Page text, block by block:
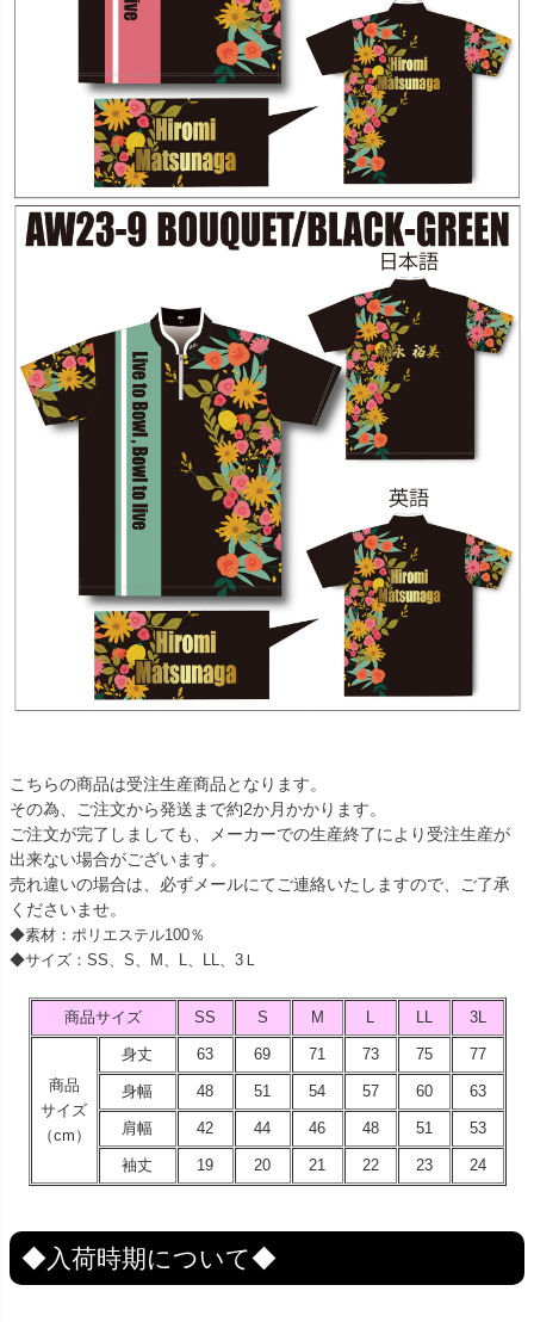
こちらの商品は受注生産商品となります。
その為、ご注文から発送まで約2か月かかります。
ご注文が完了しましても、メーカーでの生産終了により受注生産が
出来ない場合がございます。
売れ違いの場合は、必ずメールにてご連絡いたしますので、ご了承
くださいませ。
◆素材：ポリエステル100％
◆サイズ：SS、S、M、L、LL、3Ｌ
商品サイズ SS S M 3L
商品
サイズ
（cm）
身丈 63 69 71 73 75 77
身幅 48 51 54 57 60 63
肩幅 42 44 46 48 51 53
袖丈 19 20 21 22 23 24
◆入荷時期について◆